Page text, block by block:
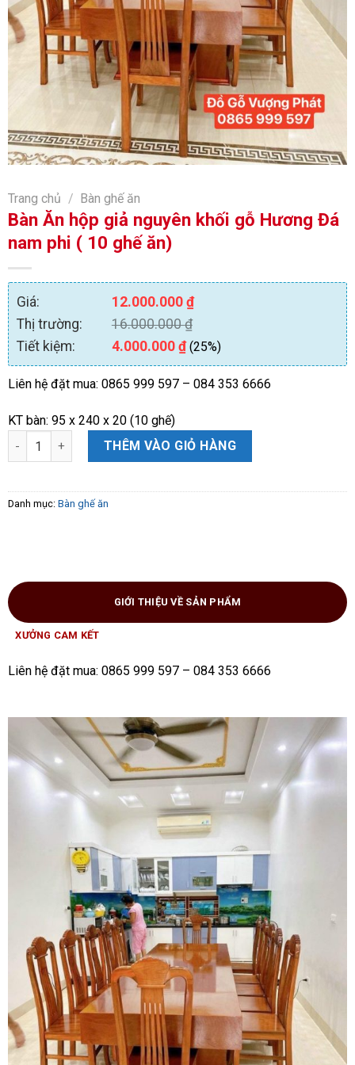
Trang chủ / Bàn ghế ăn
Bàn Ăn hộp giả nguyên khối gỗ Hương Đá
nam phi ( 10 ghế ăn)
Giá: 12.000.000 ₫
Thị trường:
16.000.000₫
Tiết kiệm:
4.000.000 ₫(25%)
Liên hệ đặt mua: 0865 999 597 – 084 353 6666
KT bàn: 95 x 240 x 20 (10 ghế)
Bàn Ăn hộp giả nguyên khối gỗ Hương Đá nam phi ( 10 ghế ăn)
THÊM VÀO GIỎ HÀNG
Danh mục: Bàn ghế ăn
GIỚI THIỆU VỀ SẢN PHẨM
XƯỞNG CAM KẾT
Liên hệ đặt mua: 0865 999 597 – 084 353 6666